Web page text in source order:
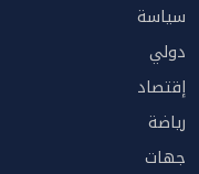
سياسة
دولي
إقتصاد
رياضة
جهات